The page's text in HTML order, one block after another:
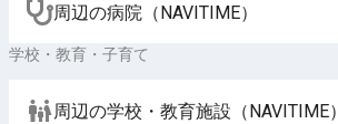
周辺の病院（NAVITIME）
学校・教育・子育て
周辺の学校・教育施設（NAVITIME）